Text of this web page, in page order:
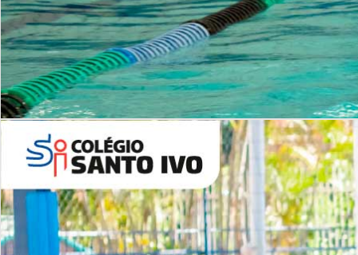
Período Integral | Saiba mais
INSTITUCIONAL